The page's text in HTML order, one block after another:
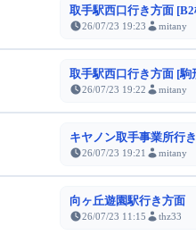
取手駅西口行き方面
26/07/23 19:23 mitany
取手駅西口行き方面 [駒
26/07/23 19:22 mitany
キヤノン取手事業所行
26/07/23 19:21 mitany
向ヶ丘遊園駅行き方面
26/07/23 11:15 thz33